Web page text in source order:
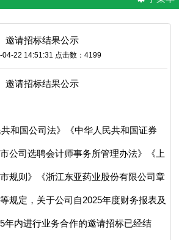
邀请招标结果公示
04-22 14:51:31 点击数：4199
邀请招标结果公示
和国公司法》《中华人民共和国证券
公司选聘会计师事务所管理办法》《上
规则》《浙江东亚药业股份有限公司章
规定，关于公司自2025年度财务报表及
年内进行业务合作的邀请招标已经结